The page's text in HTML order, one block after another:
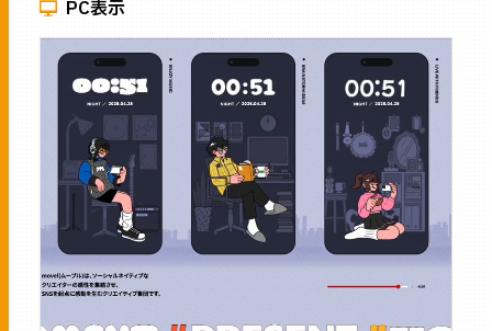
PC表示